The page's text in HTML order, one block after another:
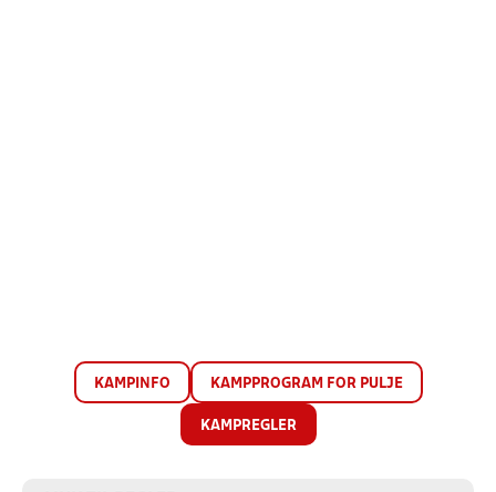
KAMPINFO KAMPPROGRAM FOR PULJE
KAMPREGLER